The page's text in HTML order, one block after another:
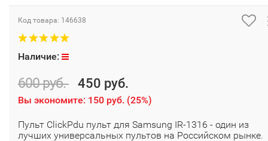
Код товара: 146638
Наличие:
600 руб. 450 руб.
Вы экономите: 150 руб. (25%)
Пульт ClickPdu пульт для Samsung IR-1316 - один из
лучших универсальных пультов на Российском рынке.